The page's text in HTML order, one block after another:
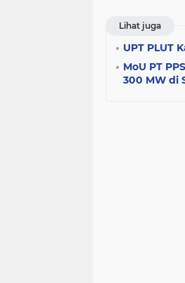
Lihat juga
UPT PLUT
MoU PT
300 MW di